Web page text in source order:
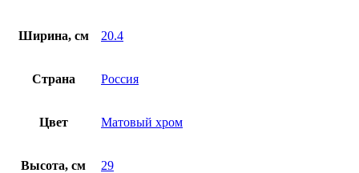
Ширина, см 20.4
Страна Россия
Цвет Матовый хром
Высота, см 29